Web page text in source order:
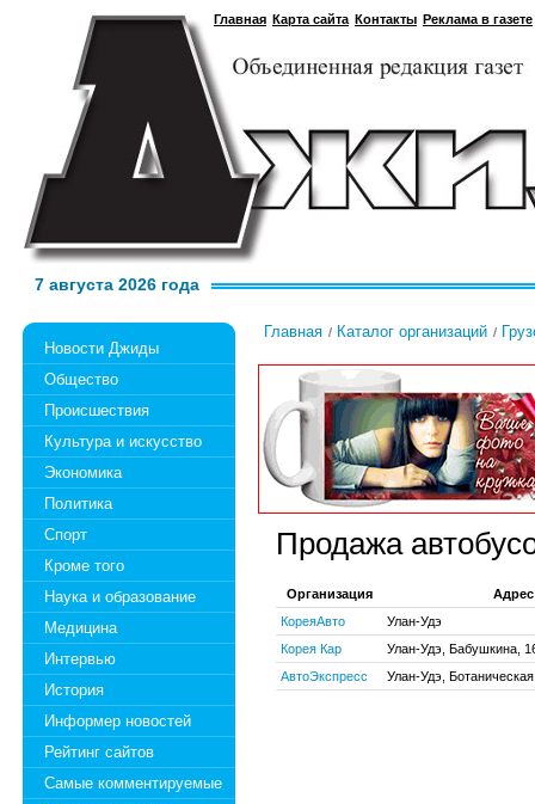
Главная Карта сайта Контакты Реклама в газете
7 августа 2026 года
Новости Джиды
Общество
Происшествия
Культура и искусство
Экономика
Политика
Спорт
Кроме того
Наука и образование
Медицина
Интервью
История
Информер новостей
Рейтинг сайтов
Самые комментируемые
Главная Каталог организаций
Продажа
Организация
Адрес
КореяАвто
Улан-Удэ
Корея Кар
Улан-Удэ, Бабушкина,
АвтоЭкспресс
Улан-Удэ,